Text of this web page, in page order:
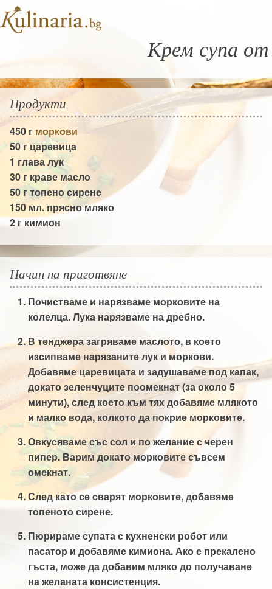
Крем супа от
Продукти
450 гморкови
50 г царевица
1 главалук
30 гкраве масло
50 гтопено сирене
150 мл. прясно мляко
2 г кимион
Начин на приготвяне
Почистваме и нарязваме морковите на
колелца. Лукa нарязваме на дребно.
В тенджера загряваме маслото, в което
изсипваме нарязаните лук и моркови.
Добавяме царевицата и задушаваме под капак,
докато зеленчуците поомекнат (за около 5
минути), след което към тях добавяме млякото
и малко вода, колкото да покрие морковите.
Овкусяваме със сол и по желание с черен
пипер. Варим докато морковите съвсем
омекнат.
След като се сварят морковите, добавяме
топеното сирене.
Пюрираме супата с кухненски робот или
пасатор и добавяме кимиона. Ако е прекалено
гъста, може да добавим мляко до получаване
на желаната консистенция.